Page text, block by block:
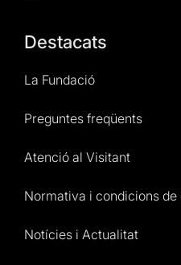
Destacats
La Fundació
Preguntes freqüents
Atenció al Visitant
Normativa i condicions de
Notícies i Actualitat